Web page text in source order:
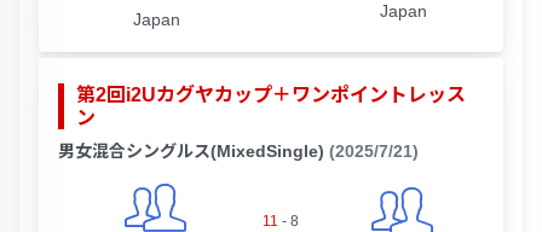
Japan Japan
第2回i2Uカグヤカップ＋ワンポイントレッス
ン
男女混合シングルス(MixedSingle) (2025/7/21)
11 - 8